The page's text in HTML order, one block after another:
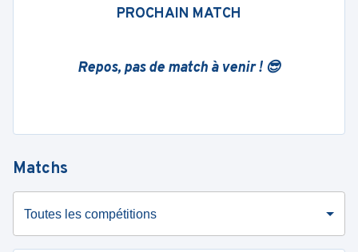
PROCHAIN MATCH
Repos, pas de match à venir ! 😎
Matchs
Toutes les compétitions